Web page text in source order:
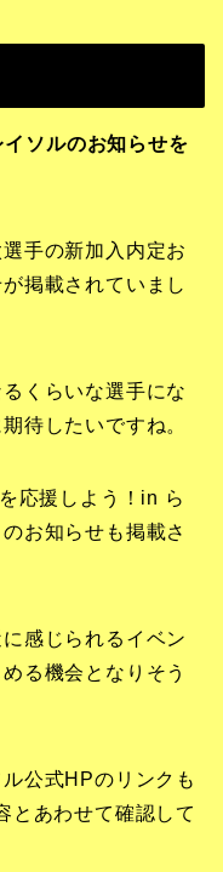
ソルのお知らせを
手の新加入内定お
掲載されていまし
くらいな選手にな
待したいですね。
応援しよう！in ら
お知らせも掲載さ
感じられるイベン
る機会となりそう
公式HPのリンクも
とあわせて確認して